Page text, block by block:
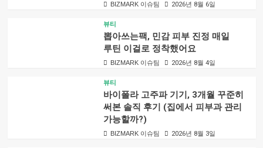
BIZMARK 이슈팀 2026년 8월 6일
뷰티
뽑아쓰는팩, 민감 피부 진정 매일
루틴 이걸로 정착했어요
BIZMARK 이슈팀 2026년 8월 4일
뷰티
바이폴라 고주파 기기, 3개월 꾸준히
써본 솔직 후기 (집에서 피부과 관리
가능할까?)
BIZMARK 이슈팀 2026년 8월 3일